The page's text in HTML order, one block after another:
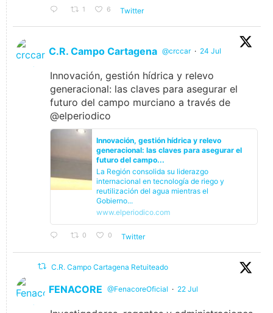
1 6 Twitter
C.R. Campo Cartagena @crccar · 24 Jul
Innovación, gestión hídrica y relevo
generacional: las claves para asegurar el
futuro del campo murciano a través de
@elperiodico
Innovación, gestión hídrica y relevo
generacional: las claves para asegurar el
futuro del campo...
La Región consolida su liderazgo
internacional en tecnología de riego y
reutilización del agua mientras el
Gobierno...
www.elperiodico.com
0 0 Twitter
C.R. Campo Cartagena Retuiteado
FENACORE @FenacoreOficial · 22 Jul